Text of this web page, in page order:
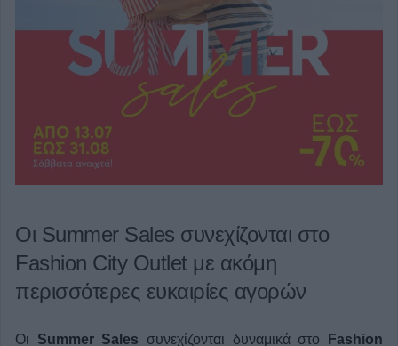
Οι Summer Sales συνεχίζονται στο
Fashion City Outlet με ακόμη
περισσότερες ευκαιρίες αγορών
Οι Summer Sales συνεχίζονται δυναμικά στο Fashion